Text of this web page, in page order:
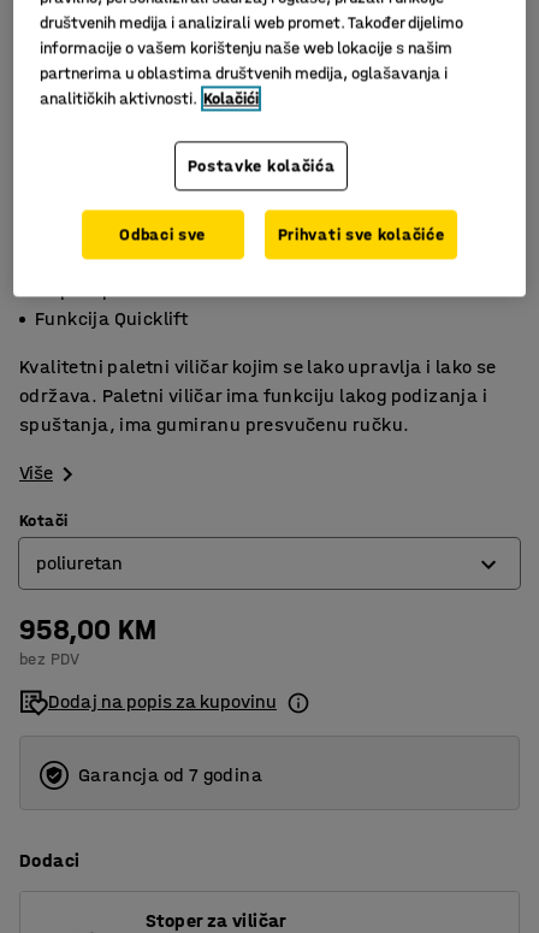
Lako se održava
Funkcija Quicklift
Kvalitetni paletni viličar kojim se lako upravlja i lako se
održava. Paletni viličar ima funkciju lakog podizanja i
spuštanja, ima gumiranu presvučenu ručku.
Više
Kotači
poliuretan
jedan poliuretan
poliuretan
958,00 KM
bez PDV
Dodaj na popis za kupovinu
Garancja od 7 godina
Dodaci
Stoper za viličar
društvenih medija i analizirali web promet. Također dijelimo
informacije o vašem korištenju naše web lokacije s našim
partnerima u oblastima društvenih medija, oglašavanja i
analitičkih aktivnosti. Kolačići
Postavke kolačića
Odbaci sve Prihvati sve kolačiće